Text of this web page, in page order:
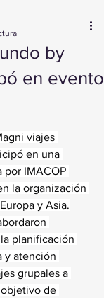
by
en evento
viajes
en una
por IMACOP
la organización
y Asia.
planificación
y atención
grupales a
de